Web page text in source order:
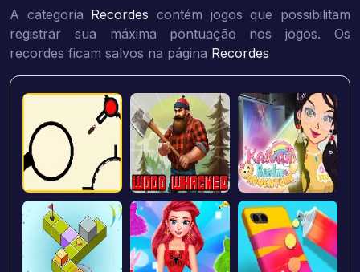
A categoria Recordes contém jogos que possibilitam
registrar sua máxima pontuação nos jogos. Os
recordes ficam salvos na página Recordes